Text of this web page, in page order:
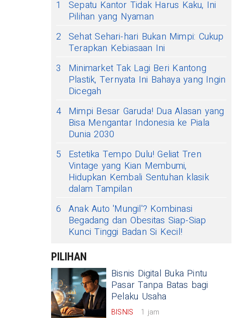
1
Sepatu Kantor Tidak Harus Kaku, Ini
Pilihan yang Nyaman
2 Sehat Sehari-hari Bukan Mimpi: Cukup
Terapkan Kebiasaan Ini
3
Minimarket Tak Lagi Beri Kantong
Plastik, Ternyata Ini Bahaya yang Ingin
Dicegah
4 Mimpi Besar Garuda! Dua Alasan yang
Bisa Mengantar Indonesia ke Piala
Dunia 2030
5
Estetika Tempo Dulu! Geliat Tren
Vintage yang Kian Membumi,
Hidupkan Kembali Sentuhan klasik
dalam Tampilan
6 Anak Auto 'Mungil'? Kombinasi
Begadang dan Obesitas Siap-Siap
Kunci Tinggi Badan Si Kecil!
PILIHAN
Bisnis Digital Buka Pintu
Pasar Tanpa Batas bagi
Pelaku Usaha
BISNIS 1 jam